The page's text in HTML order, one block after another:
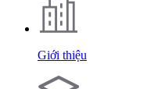
Giới thiệu